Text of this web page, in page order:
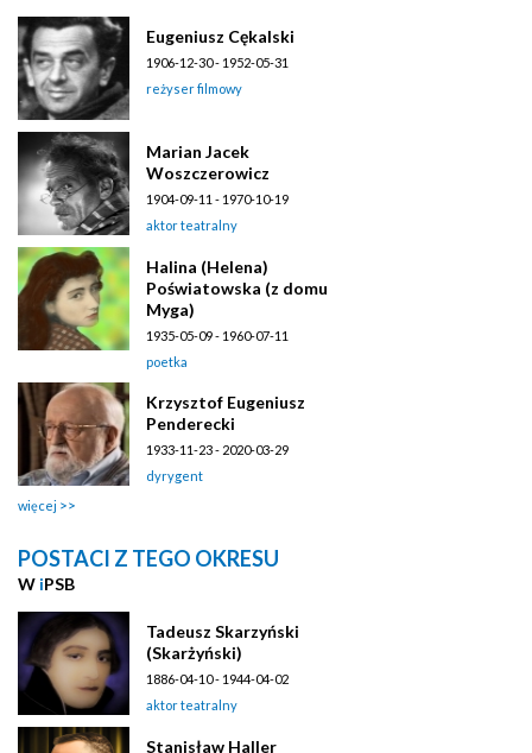
Eugeniusz Cękalski
1906-12-30 - 1952-05-31
reżyser filmowy
Marian Jacek
Woszczerowicz
1904-09-11 - 1970-10-19
aktor teatralny
Halina (Helena)
Poświatowska (z domu
Myga)
1935-05-09 - 1960-07-11
poetka
Krzysztof Eugeniusz
Penderecki
1933-11-23 - 2020-03-29
dyrygent
więcej
POSTACI Z TEGO OKRESU
W iPSB
Tadeusz Skarzyński
(Skarżyński)
1886-04-10 - 1944-04-02
aktor teatralny
Stanisław Haller